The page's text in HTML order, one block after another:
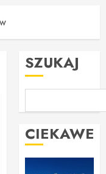
SZUKAJ
CIEKAWE